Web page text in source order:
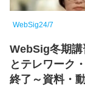
WebSig24/7
WebSig冬期講
とテレワーク
終了～資料・